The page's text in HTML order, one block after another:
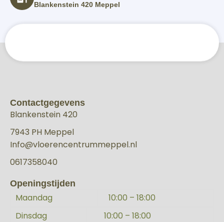
Blankenstein 420 Meppel
Contactgegevens
Blankenstein 420
7943 PH Meppel
Info@vloerencentrummeppel.nl
0617358040
Openingstijden
Maandag
10:00 – 18:00
Dinsdag
10:00 – 18:00